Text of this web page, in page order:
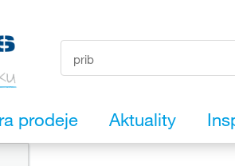
prodeje Aktuality